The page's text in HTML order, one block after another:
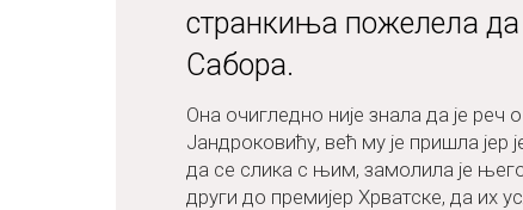
странкиња пожелела
Сабора.
Она очигледно није знала да је реч
Јандроковићу, већ му је пришла
да се слика с њим, замолила је
други до премијер Хрватске, да их